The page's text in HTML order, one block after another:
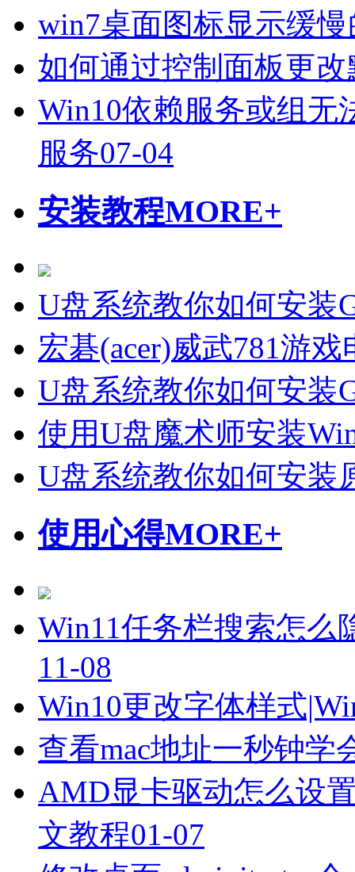
win7桌面图标显示缓
如何通过控制面板更
Win10依赖服务或组无
服务07-04
安装教程MORE+
U盘系统教你如何安装
宏碁(acer)威武781游
U盘系统教你如何安装
使用U盘魔术师安装
U盘系统教你如何安装
使用心得MORE+
Win11任务栏搜索怎么
11-08
Win10更改字体样式
查看mac地址一秒钟学
AMD显卡驱动怎么设
文教程01-07